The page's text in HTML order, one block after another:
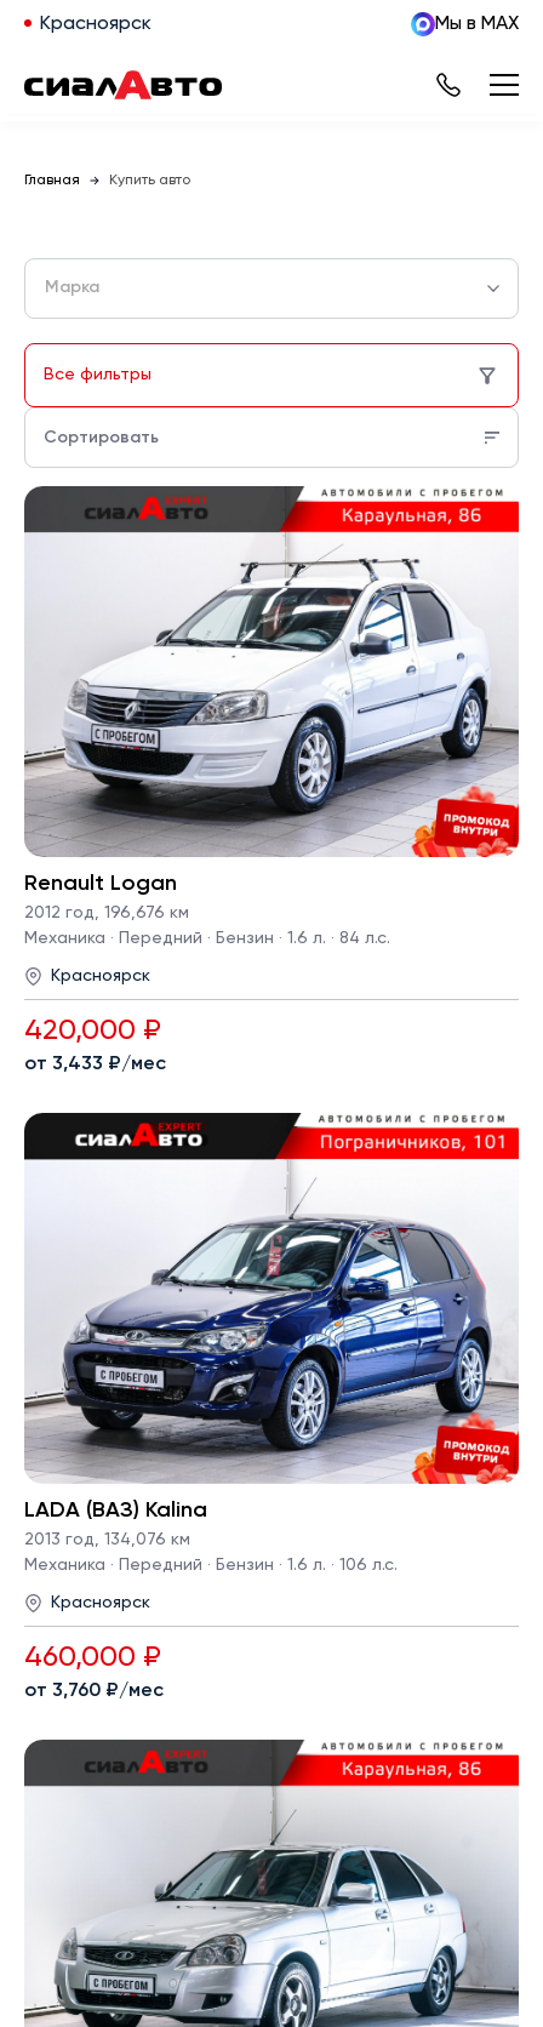
Красноярск Мы в MAX
Главная Купить авто
Марка
Все фильтры
Сортировать
Renault Logan
2012 год, 196,676 км
Механика · Передний · Бензин · 1.6 л. · 84 л.с.
Красноярск
420,000 ₽
от 3,433 ₽/мес
LADA (ВАЗ) Kalina
2013 год, 134,076 км
Механика · Передний · Бензин · 1.6 л. · 106 л.с.
Красноярск
460,000 ₽
от 3,760 ₽/мес